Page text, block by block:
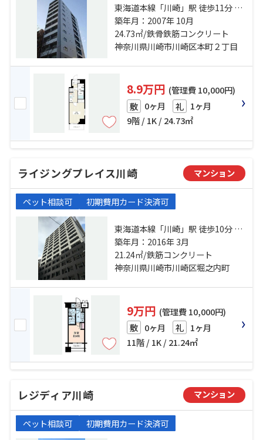
東海道本線「川崎」駅 徒歩11分 京
急本線「京急川崎」駅 徒歩8分 京急
大師線「港町」駅 徒歩9分
築年月：2007年 10月
24.73㎡/鉄骨鉄筋コンクリート
神奈川県川崎市川崎区本町２丁目
8.9万円 (管理費 10,000円)
敷 0ヶ月 礼 1ヶ月
9階 / 1K / 24.73㎡
ライジングプレイス川崎 マンション
ペット相談可 初期費用カード決済可
東海道本線「川崎」駅 徒歩10分 京
急本線「京急川崎」駅 徒歩8分 京急
大師線「港町」駅 徒歩13分
築年月：2016年 3月
21.24㎡/鉄筋コンクリート
神奈川県川崎市川崎区堀之内町
9万円 (管理費 10,000円)
敷 0ヶ月 礼 1ヶ月
11階 / 1K / 21.24㎡
レジディア川崎 マンション
ペット相談可 初期費用カード決済可